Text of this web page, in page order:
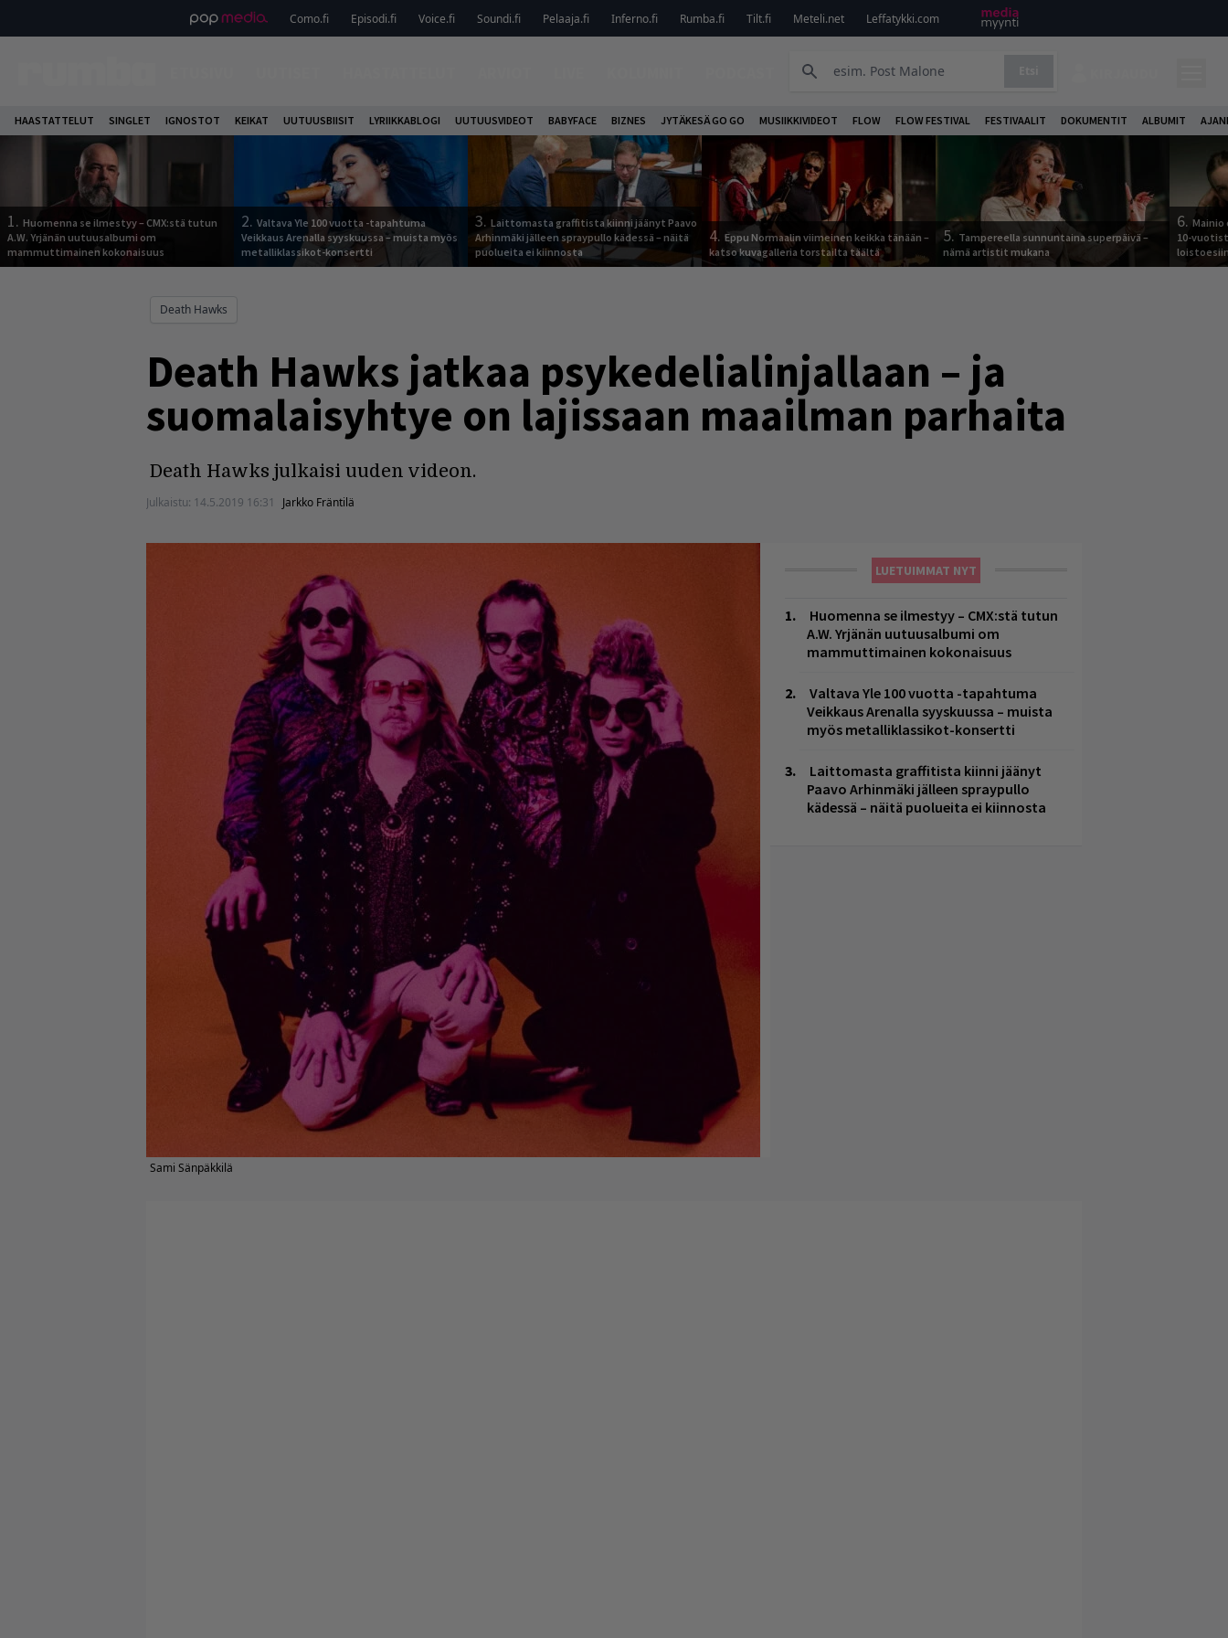
Como.fi Episodi.fi Voice.fi Soundi.fi Pelaaja.fi Inferno.fi Rumba.fi Tilt.fi Meteli.net Leffatykki.com
HAASTATTELUT SINGLET IGNOSTOT KEIKAT UUTUUSBIISIT LYRIIKKABLOGI UUTUUSVIDEOT BABYFACE BIZNES JYTÄKESÄ GO GO MUSIIKKIVIDEOT FLOW FLOW FESTIVAL FESTIVAALIT DOKUMENTIT ALBUMIT
1. Huomenna se ilmestyy – CMX:stä tutun
A.W. Yrjänän uutuusalbumi om
mammuttimainen kokonaisuus
2. Valtava Yle 100 vuotta -tapahtuma
Veikkaus Arenalla syyskuussa – muista myös
metalliklassikot-konsertti
3. Laittomasta graffitista kiinni jäänyt Paavo
Arhinmäki jälleen spraypullo kädessä – näitä
puolueita ei kiinnosta
4. Eppu Normaalin viimeinen keikka tänään –
katso kuvagalleria torstailta täältä
5. Tampereella sunnuntaina superpäivä –
nämä artistit mukana
6.
10-
Death Hawks
Death Hawks jatkaa psykedelialinjallaan – ja
suomalaisyhtye on lajissaan maailman parhaita
Death Hawks julkaisi uuden videon.
Julkaistu: 14.5.2019 16:31 Jarkko Fräntilä
Sami Sänpäkkilä
LUETUIMMAT NYT
Huomenna se ilmestyy – CMX:stä tutun
A.W. Yrjänän uutuusalbumi om
mammuttimainen kokonaisuus
Valtava Yle 100 vuotta -tapahtuma
Veikkaus Arenalla syyskuussa – muista
myös metalliklassikot-konsertti
Laittomasta graffitista kiinni jäänyt
Paavo Arhinmäki jälleen spraypullo
kädessä – näitä puolueita ei kiinnosta